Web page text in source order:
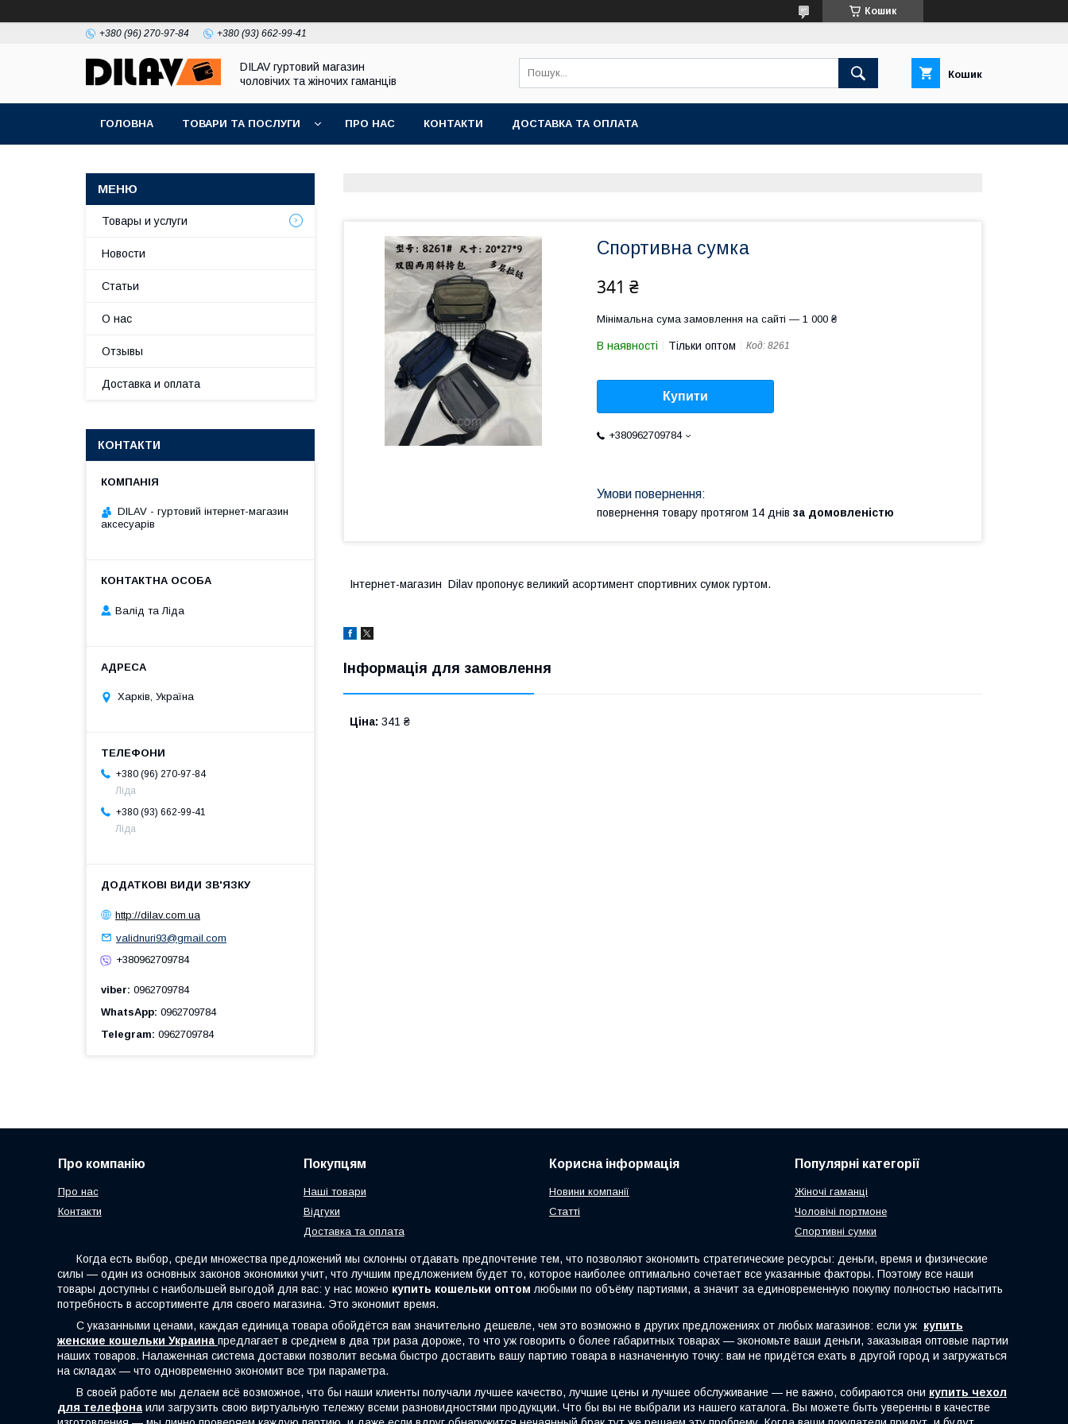
Кошик
+380 (96) 270-97-84 +380 (93) 662-99-41
DILAV гуртовий магазин
чоловічих та жіночих гаманців
Кошик
ГОЛОВНА ТОВАРИ ТА ПОСЛУГИ ПРО НАС КОНТАКТИ ДОСТАВКА ТА ОПЛАТА
Спортивна сумка
341 ₴
Мінімальна сума замовлення на сайті — 1 000 ₴
В наявності Тільки оптом Код: 8261
Купити
+380962709784
повернення товару протягом 14 днів за домовленістю
Інтернет-магазин Dilav пропонує великий асортимент спортивних сумок гуртом.
Інформація для замовлення
Ціна: 341 ₴
Товары и услуги
Новости
Статьи
О нас
Отзывы
Доставка и оплата
КОНТАКТИ
DILAV - гуртовий інтернет-магазин
аксесуарів
Валід та Ліда
Харків, Україна
+380 (96) 270-97-84
Ліда
+380 (93) 662-99-41
Ліда
http://dilav.com.ua
validnuri93@gmail.com
+380962709784
viber 0962709784
WhatsApp 0962709784
Telegram 0962709784
Про компанію
Про нас
Контакти
Покупцям
Наші товари
Відгуки
Доставка та оплата
Корисна інформація
Новини компанії
Статті
Популярні категорії
Жіночі гаманці
Чоловічі портмоне
Спортивні сумки
Когда есть выбор, среди множества предложений мы склонны отдавать предпочтение тем, что позволяют экономить стратегические ресурсы: деньги, время и физические
силы — один из основных законов экономики учит, что лучшим предложением будет то, которое наиболее оптимально сочетает все указанные факторы. Поэтому все наши
товары доступны с наибольшей выгодой для вас: у нас можно купить кошельки оптом любыми по объёму партиями, а значит за единовременную покупку полностью насытить
потребность в ассортименте для своего магазина. Это экономит время.
С указанными ценами, каждая единица товара обойдётся вам значительно дешевле, чем это возможно в других предложениях от любых магазинов: если уж купить
женские кошельки Украина предлагает в среднем в два три раза дороже, то что уж говорить о более габаритных товарах — экономьте ваши деньги, заказывая оптовые партии
наших товаров. Налаженная система доставки позволит весьма быстро доставить вашу партию товара в назначенную точку: вам не придётся ехать в другой город и загружаться
на складах — что одновременно экономит все три параметра.
В своей работе мы делаем всё возможное, что бы наши клиенты получали лучшее качество, лучшие цены и лучшее обслуживание — не важно, собираются они купить чехол
для телефона или загрузить свою виртуальную тележку всеми разновидностями продукции. Что бы вы не выбрали из нашего каталога. Вы можете быть уверенны в качестве